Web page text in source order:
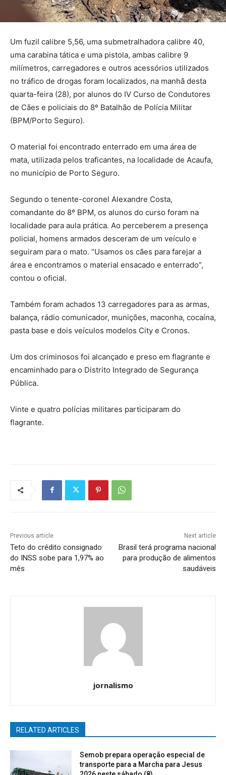
Um fuzil calibre 5,56, uma submetralhadora calibre 40,
uma carabina tática e uma pistola, ambas calibre 9
milímetros, carregadores e outros acessórios utilizados
no tráfico de drogas foram localizados, na manhã desta
quarta-feira (28), por alunos do IV Curso de Condutores
de Cães e policiais do 8º Batalhão de Polícia Militar
(BPM/Porto Seguro).
O material foi encontrado enterrado em uma área de
mata, utilizada pelos traficantes, na localidade de Acaufa,
no município de Porto Seguro.
Segundo o tenente-coronel Alexandre Costa,
comandante do 8º BPM, os alunos do curso foram na
localidade para aula prática. Ao perceberem a presença
policial, homens armados desceram de um veículo e
seguiram para o mato. “Usamos os cães para farejar a
área e encontramos o material ensacado e enterrado”,
contou o oficial.
Também foram achados 13 carregadores para as armas,
balança, rádio comunicador, munições, maconha, cocaína,
pasta base e dois veículos modelos City e Cronos.
Um dos criminosos foi alcançado e preso em flagrante e
encaminhado para o Distrito Integrado de Segurança
Pública.
Vinte e quatro polícias militares participaram do
flagrante.
Previous article
Teto do crédito consignado
do INSS sobe para 1,97% ao
mês
Next article
Brasil terá programa nacional
para produção de alimentos
saudáveis
jornalismo
RELATED ARTICLES
Semob prepara operação especial de
transporte para a Marcha para Jesus